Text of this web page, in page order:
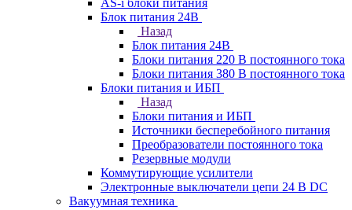
AS-i блоки питания
Блок питания 24В
Назад
Блок питания 24В
Блоки питания 220 В постоянного тока
Блоки питания 380 В постоянного тока
Блоки питания и ИБП
Назад
Блоки питания и ИБП
Источники бесперебойного питания
Преобразователи постоянного тока
Резервные модули
Коммутирующие усилители
Электронные выключатели цепи 24 В DC
Вакуумная техника